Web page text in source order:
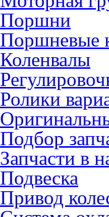
Поршни
Поршневые
Коленвалы
Ролики
Подбор
Запчасти в
Подвеска
Привод